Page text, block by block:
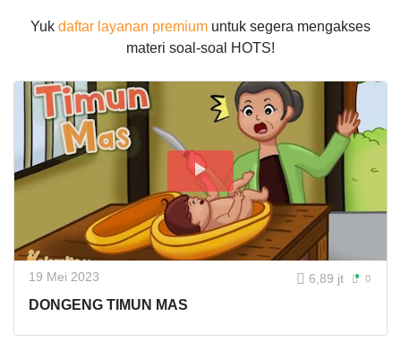
Yuk daftar layanan premium untuk segera mengakses
materi soal-soal HOTS!
19 Mei 2023 6,89 jt 0
DONGENG TIMUN MAS